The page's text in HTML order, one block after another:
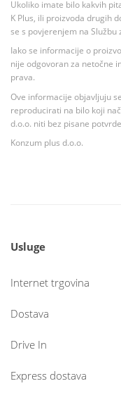
Ukoliko imate bilo kakvih
K Plus, ili proizvoda drugih
se s povjerenjem na Službu
Iako se informacije o
nije odgovoran za netočne
prava.
Ove informacije objavljuju
reproducirati na bilo koji
d.o.o. niti bez pisane
Konzum plus d.o.o.
Usluge
Internet trgovina
Dostava
Drive In
Express dostava